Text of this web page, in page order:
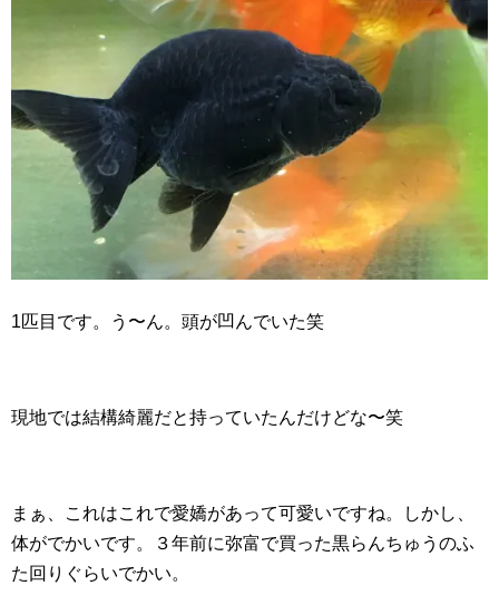
1匹目です。う〜ん。頭が凹んでいた笑
現地では結構綺麗だと持っていたんだけどな〜笑
まぁ、これはこれで愛嬌があって可愛いですね。しかし、
体がでかいです。３年前に弥富で買った黒らんちゅうのふ
た回りぐらいでかい。